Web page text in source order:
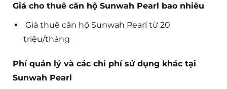
Giá cho thuê căn hộ Sunwah Pearl bao nhiêu
Giá thuê căn hộ Sunwah Pearl từ 20
triệu/tháng
Phí quản lý và các chi phí sử dụng khác tại
Sunwah Pearl